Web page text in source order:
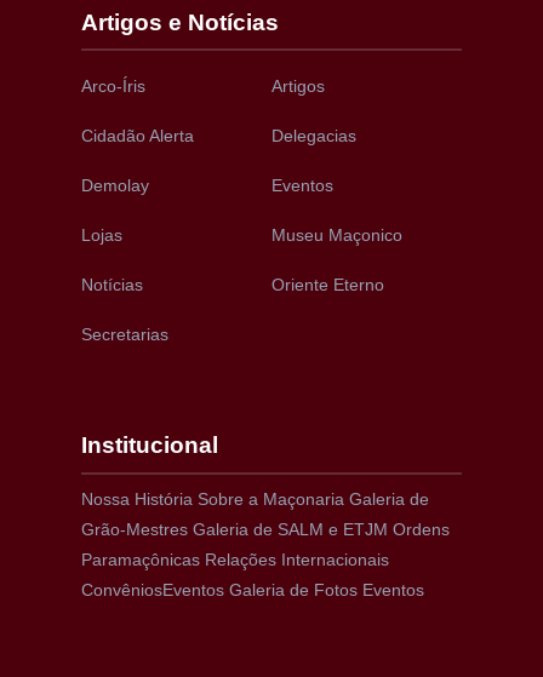
Artigos e Notícias
Arco-Íris Artigos
Cidadão Alerta Delegacias
Demolay Eventos
Lojas Museu Maçonico
Notícias Oriente Eterno
Secretarias
Institucional
Nossa História Sobre a Maçonaria Galeria de
Grão-Mestres Galeria de SALM e ETJM Ordens
Paramaçônicas Relações Internacionais
ConvêniosEventos Galeria de Fotos Eventos